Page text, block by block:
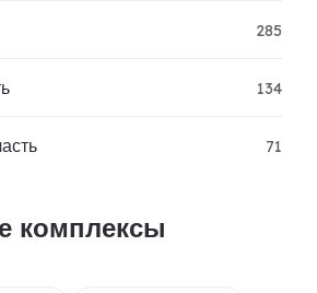
285
134
71
комплексы